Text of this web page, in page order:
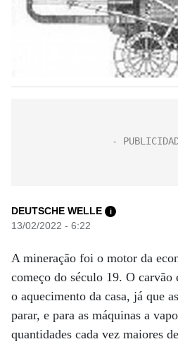
DEUTSCHE WELLE i
13/02/2022 - 6:22
A mineração foi o motor da
começo do século 19. O carvão
o aquecimento da casa, já que
parar, e para as máquinas a
quantidades cada vez maiores